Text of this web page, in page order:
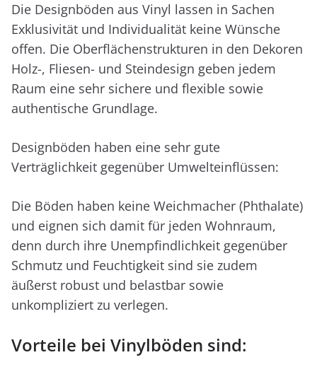
Die Designböden aus Vinyl lassen in Sachen
Exklusivität und Individualität keine Wünsche
offen. Die Oberflächenstrukturen in den Dekoren
Holz-, Fliesen- und Steindesign geben jedem
Raum eine sehr sichere und flexible sowie
authentische Grundlage.
Designböden haben eine sehr gute
Verträglichkeit gegenüber Umwelteinflüssen:
Die Böden haben keine Weichmacher (Phthalate)
und eignen sich damit für jeden Wohnraum,
denn durch ihre Unempfindlichkeit gegenüber
Schmutz und Feuchtigkeit sind sie zudem
äußerst robust und belastbar sowie
unkompliziert zu verlegen.
Vorteile bei Vinylböden sind: